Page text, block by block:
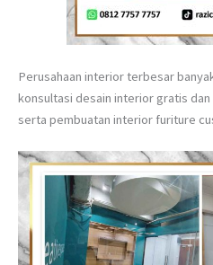
Perusahaan interior terbesar
konsultasi desain interior gratis
serta pembuatan interior furiture